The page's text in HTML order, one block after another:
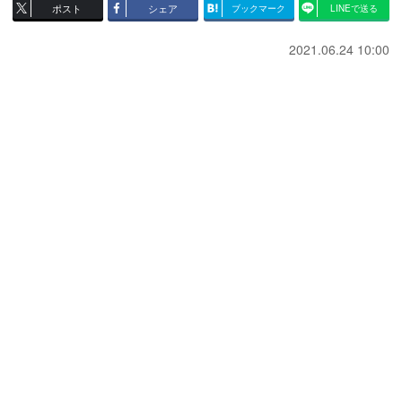
ポスト シェア ブックマーク LINEで送る
2021.06.24 10:00